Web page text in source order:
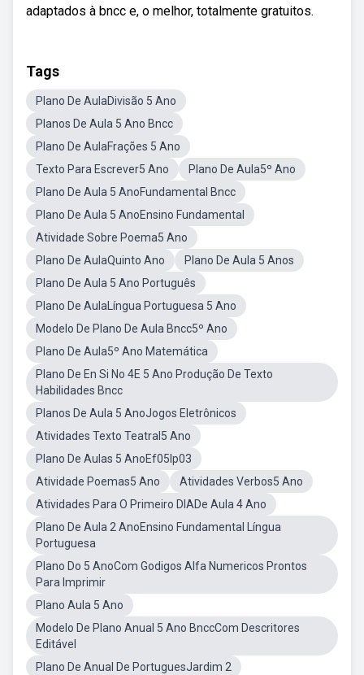
adaptados à bncc e, o melhor, totalmente gratuitos.
Tags
Plano De AulaDivisão 5 Ano
Planos De Aula 5 Ano Bncc
Plano De AulaFrações 5 Ano
Texto Para Escrever5 Ano
Plano De Aula5º Ano
Plano De Aula 5 AnoFundamental Bncc
Plano De Aula 5 AnoEnsino Fundamental
Atividade Sobre Poema5 Ano
Plano De AulaQuinto Ano
Plano De Aula 5 Anos
Plano De Aula 5 Ano Português
Plano De AulaLíngua Portuguesa 5 Ano
Modelo De Plano De Aula Bncc5º Ano
Plano De Aula5º Ano Matemática
Plano De En Si No 4E 5 Ano Produção De Texto
Habilidades Bncc
Planos De Aula 5 AnoJogos Eletrônicos
Atividades Texto Teatral5 Ano
Plano De Aulas 5 AnoEf05lp03
Atividade Poemas5 Ano
Atividades Verbos5 Ano
Atividades Para O Primeiro DIADe Aula 4 Ano
Plano De Aula 2 AnoEnsino Fundamental Língua
Portuguesa
Plano Do 5 AnoCom Godigos Alfa Numericos Prontos
Para Imprimir
Plano Aula 5 Ano
Modelo De Plano Anual 5 Ano BnccCom Descritores
Editável
Plano De Anual De PortuguesJardim 2